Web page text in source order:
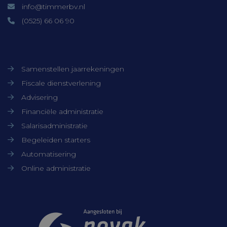
info@timmerbv.nl
(0525) 66 06 90
Samenstellen jaarrekeningen
Fiscale dienstverlening
Advisering
Financiële administratie
Salarisadministratie
Begeleiden starters
Automatisering
Online administratie
worden gebruikt zonder de strikt
Naam
Domein
ock4ur3zezdj